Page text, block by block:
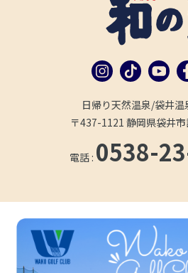
日帰り天然温泉/袋井
〒437-1121 静岡県袋井
電話 : 0538-